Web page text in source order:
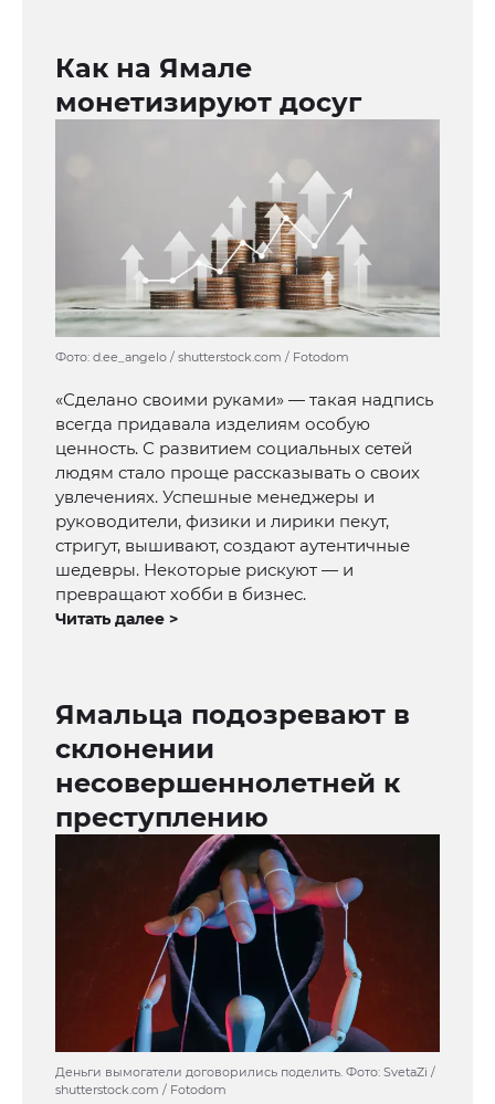
Как на Ямале
монетизируют досуг
Фото: d.ee_angelo / shutterstock.com / Fotodom
«Сделано своими руками» — такая надпись
всегда придавала изделиям особую
ценность. С развитием социальных сетей
людям стало проще рассказывать о своих
увлечениях. Успешные менеджеры и
руководители, физики и лирики пекут,
стригут, вышивают, создают аутентичные
шедевры. Некоторые рискуют — и
превращают хобби в бизнес.
Читать далее >
Ямальца подозревают в
склонении
несовершеннолетней к
преступлению
Деньги вымогатели договорились поделить. Фото: SvetaZi /
shutterstock.com / Fotodom